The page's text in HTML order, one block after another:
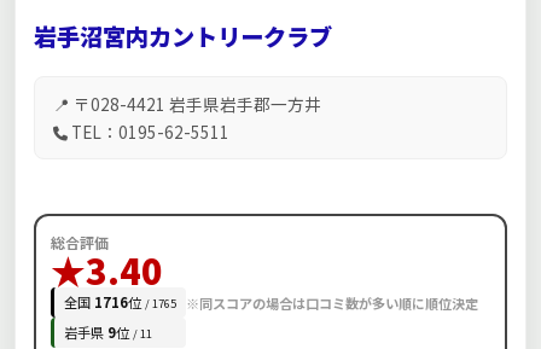
岩手沼宮内カントリークラブ
📍 〒028-4421 岩手県岩手郡一方井
TEL：0195-62-5511
総合評価
★3.40
全国 1716位 / 1765
岩手県 9位 / 11
※同スコアの場合は口コミ数が多い順に順位決定